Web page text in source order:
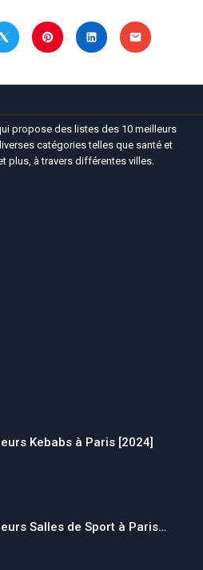
propose des listes des 10 meilleurs
catégories telles que santé et
plus, à travers différentes villes.
Kebabs à Paris [2024]
Salles de Sport à Paris…